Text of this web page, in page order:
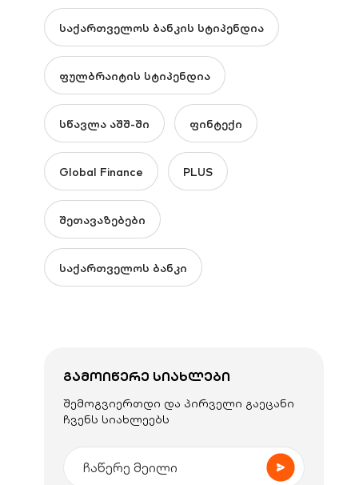
საქართველოს ბანკის სტიპენდია
ფულბრაიტის სტიპენდია
სწავლა აშშ-ში ფინტექი
Global Finance PLUS
შეთავაზებები
საქართველოს ბანკი
ᲒᲐᲛᲝᲘᲬᲔᲠᲔ ᲡᲘᲐᲮᲚᲔᲑᲘ
შემოგვიერთდი და პირველი გაეცანი
ჩვენს სიახლეებს